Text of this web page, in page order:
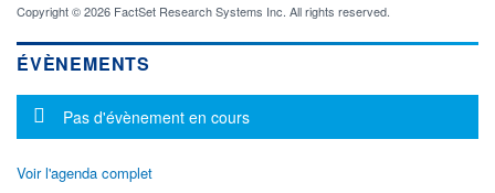
Copyright © 2026 FactSet Research Systems Inc. All rights reserved.
ÉVÈNEMENTS
Message d'information
Pas d'évènement en cours
Voir l'agenda complet